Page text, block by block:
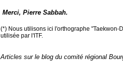
Merci, Pierre Sabbah.
(*) Nous utilisons ici l'orthographe
utilisée par l'ITF.
Articles sur le blog du comité régional